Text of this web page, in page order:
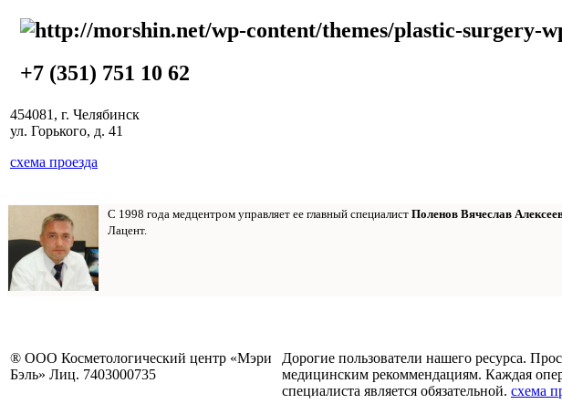
+7 (351) 751 10 62
454081, г. Челябинск
ул. Горького, д. 41
схема проезда
С 1998 года медцентром управляет ее главный специалист Поленов Вячеслав
Лацент.
® ООО Косметологический центр «Мэри
Бэль» Лиц. 7403000735
Дорогие пользователи нашего ресурса.
медицинским рекоммендациям. Каждая
специалиста является обязательной. схема